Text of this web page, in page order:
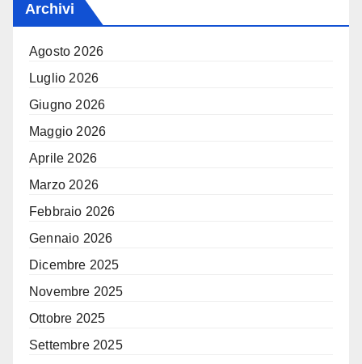
Archivi
Agosto 2026
Luglio 2026
Giugno 2026
Maggio 2026
Aprile 2026
Marzo 2026
Febbraio 2026
Gennaio 2026
Dicembre 2025
Novembre 2025
Ottobre 2025
Settembre 2025